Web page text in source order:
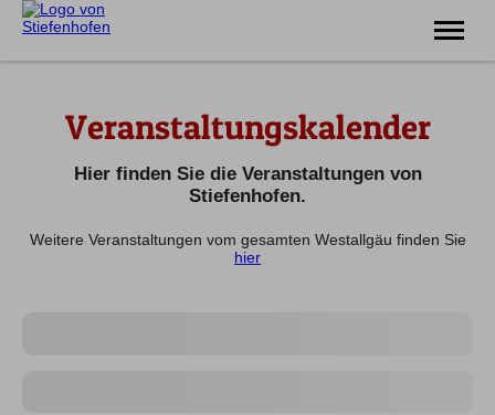
Familie
Unterkünfte
Prospekte
Veranstaltungskalender
Hier finden Sie die Veranstaltungen von
Stiefenhofen.
Weitere Veranstaltungen vom gesamten Westallgäu finden Sie
hier